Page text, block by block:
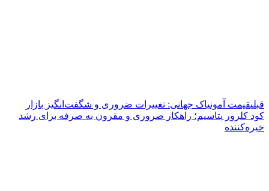
قبلیقیمت آمونیاک جهانی: تغییرات ضروری و شگفت‌انگیز بازار
کود کلرور پتاسیم؛ راهکار ضروری و مقرون به صرفه برای رشد
خیره‌کننده